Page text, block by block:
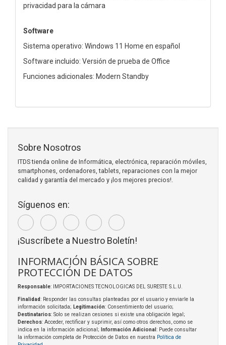
privacidad para la cámara
Software
Sistema operativo: Windows 11 Home en español
Software incluido: Versión de prueba de Office
Funciones adicionales: Modern Standby
Sobre Nosotros
ITDS tienda online de Informática, electrónica, reparación móviles,
smartphones, ordenadores, tablets, reparaciones con la mejor
calidad y garantía del mercado y ¡los mejores precios!.
Síguenos en:
¡Suscríbete a Nuestro Boletín!
INFORMACIÓN BÁSICA SOBRE
PROTECCIÓN DE DATOS
Responsable: IMPORTACIONES TECNOLOGICAS DEL SURESTE S.L.U.
Finalidad: Responder las consultas planteadas por el usuario y enviarle la
información solicitada; Legitimación: Consentimiento del usuario;
Destinatarios: Solo se realizan cesiones si existe una obligación legal;
Derechos: Acceder, rectificar y suprimir, así como otros derechos, como se
indica en la información adicional;
Información Adicional : Puede consultar
la información completa de Protección de Datos en nuestra Política de